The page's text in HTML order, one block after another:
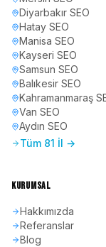
Diyarbakır SEO
Hatay SEO
Manisa SEO
Kayseri SEO
Samsun SEO
Balıkesir SEO
Kahramanmaraş
Van SEO
Aydın SEO
Tüm 81 İl →
KURUMSAL
Hakkımızda
Referanslar
Blog